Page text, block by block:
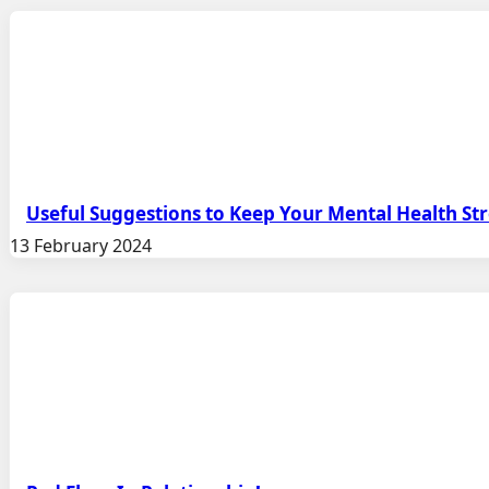
Useful Suggestions to Keep Your Mental Health
13 February 2024